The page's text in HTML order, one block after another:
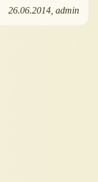
26.06.2014 admin